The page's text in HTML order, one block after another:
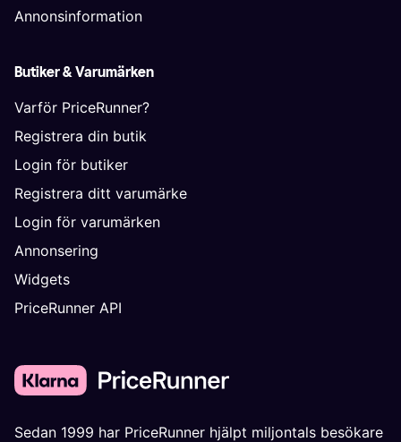
Annonsinformation
Butiker & Varumärken
Varför PriceRunner?
Registrera din butik
Login för butiker
Registrera ditt varumärke
Login för varumärken
Annonsering
Widgets
PriceRunner API
Sedan 1999 har PriceRunner hjälpt miljontals besökare